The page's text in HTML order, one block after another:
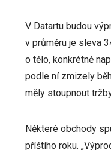
V Datartu budou
v průměru je sleva
o tělo, konkrétně
podle ní zmizely
měly stoupnout
Některé obchody
příštího roku.